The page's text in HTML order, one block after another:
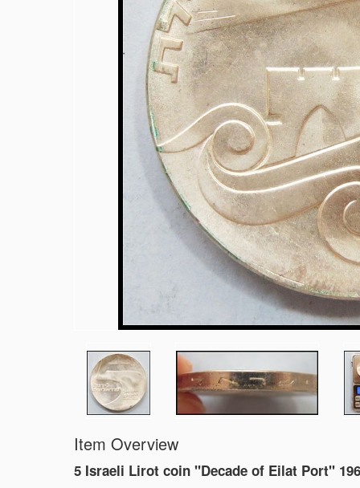
BIT - לולדי פיש בטלפון 054-6511897
PayBox תקין- לטלפון שלי 054-6511897
Item Overview
5 Israeli Lirot coin "Decade of Eilat Port"